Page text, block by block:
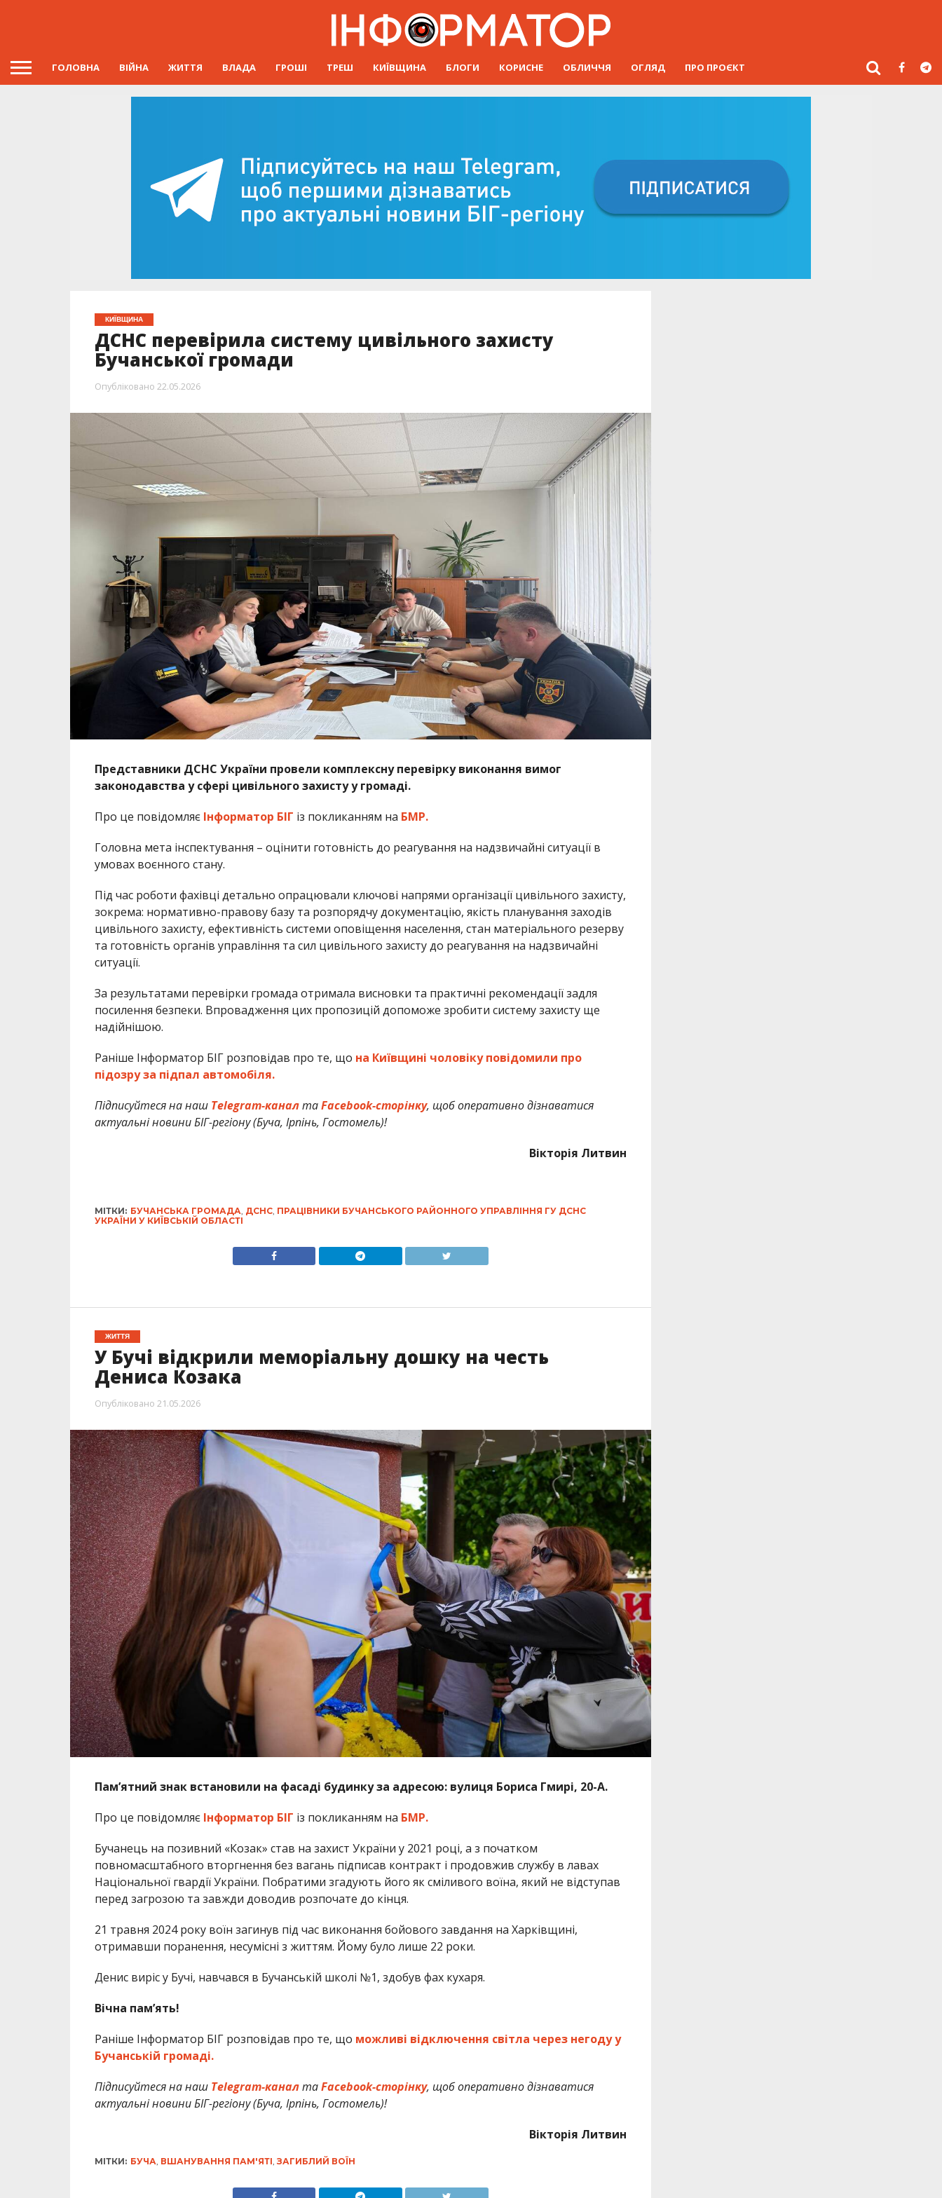
ГОЛОВНА ВІЙНА ЖИТТЯ ВЛАДА ГРОШІ ТРЕШ КИЇВЩИНА БЛОГИ КОРИСНЕ ОБЛИЧЧЯ ОГЛЯД ПРО ПРОЄКТ
КИЇВЩИНА
ДСНС перевірила систему цивільного захисту
Бучанської громади
Опубліковано 22.05.2026
Представники ДСНС України провели комплексну перевірку виконання вимог
законодавства у сфері цивільного захисту у громаді.
Про це повідомляє Інформатор БІГ із покликанням на БМР.
Головна мета інспектування – оцінити готовність до реагування на надзвичайні ситуації в
умовах воєнного стану.
Під час роботи фахівці детально опрацювали ключові напрями організації цивільного захисту,
зокрема: нормативно-правову базу та розпорядчу документацію, якість планування заходів
цивільного захисту, ефективність системи оповіщення населення, стан матеріального резерву
та готовність органів управління та сил цивільного захисту до реагування на надзвичайні
ситуації.
За результатами перевірки громада отримала висновки та практичні рекомендації задля
посилення безпеки. Впровадження цих пропозицій допоможе зробити систему захисту ще
надійнішою.
Раніше Інформатор БІГ розповідав про те, що на Київщині чоловіку повідомили про
підозру за підпал автомобіля.
Підписуйтеся на наш Telegram-каналтаFacebook-сторінку, щоб оперативно дізнаватися
актуальні новини БІГ-регіону (Буча, Ірпінь, Гостомель)!
Вікторія Литвин
МІТКИ: БУЧАНСЬКА ГРОМАДА, ДСНС, ПРАЦІВНИКИ БУЧАНСЬКОГО РАЙОННОГО УПРАВЛІННЯ ГУ ДСНС
УКРАЇНИ У КИЇВСЬКІЙ ОБЛАСТІ
ЖИТТЯ
У Бучі відкрили меморіальну дошку на честь
Дениса Козака
Опубліковано 21.05.2026
Пам’ятний знак встановили на фасаді будинку за адресою: вулиця Бориса Гмирі, 20-А.
Про це повідомляє Інформатор БІГ із покликанням на БМР.
Бучанець на позивний «Козак» став на захист України у 2021 році, а з початком
повномасштабного вторгнення без вагань підписав контракт і продовжив службу в лавах
Національної гвардії України. Побратими згадують його як сміливого воїна, який не відступав
перед загрозою та завжди доводив розпочате до кінця.
21 травня 2024 року воїн загинув під час виконання бойового завдання на Харківщині,
отримавши поранення, несумісні з життям. Йому було лише 22 роки.
Денис виріс у Бучі, навчався в Бучанській школі №1, здобув фах кухаря.
Вічна пам’ять!
Раніше Інформатор БІГ розповідав про те, що можливі відключення світла через негоду у
Бучанській громаді.
Підписуйтеся на наш Telegram-каналтаFacebook-сторінку, щоб оперативно дізнаватися
актуальні новини БІГ-регіону (Буча, Ірпінь, Гостомель)!
Вікторія Литвин
МІТКИ: БУЧА ВШАНУВАННЯ ПАМ'ЯТІ ЗАГИБЛИЙ ВОЇН